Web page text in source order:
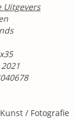
Uitgevers
Kunst / Fotografie